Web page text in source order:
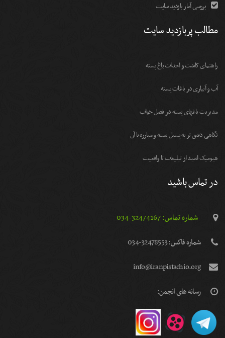
بررسی آمار بازدید سایت
مطالب پربازدید سایت
راهنمای کاشت و احداث باغ پسته
آب و آبیاری در باغات پسته
مديريت باغهای پسته در فصل خواب
نگاهی دقیق تر به پسیل پسته و مبارزه با آن
هیومیک اسید از تبلیغات تا واقعیت
در تماس باشید
شماره تماس: 32474167-034
شماره فاكس: 32478553-034
info@iranpistachio.org
رسانه های انجمن: